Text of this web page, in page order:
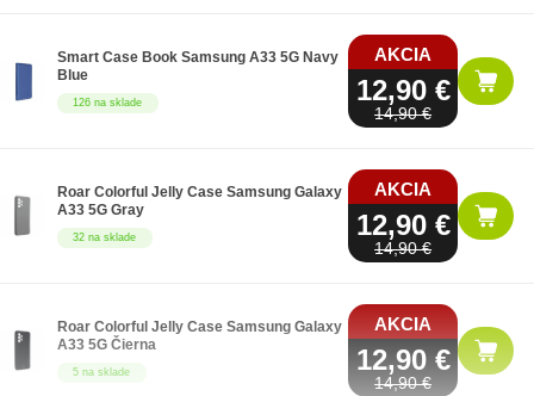
126 na sklade
Smart Case Book Samsung A33 5G Navy
Blue
AKCIA
12,90 €
14,90 €
32 na sklade
Roar Colorful Jelly Case Samsung Galaxy
A33 5G Gray
AKCIA
12,90 €
14,90 €
5 na sklade
Roar Colorful Jelly Case Samsung Galaxy
A33 5G Čierna
AKCIA
12,90 €
14,90 €